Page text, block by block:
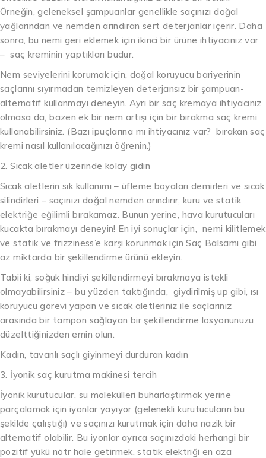
Örneğin, geleneksel şampuanlar genellikle saçınızı doğal
yağlarından ve nemden arındıran sert deterjanlar içerir. Daha
sonra, bu nemi geri eklemek için ikinci bir ürüne ihtiyacınız var
– saç kreminin yaptıkları budur.
Nem seviyelerini korumak için, doğal koruyucu bariyerinin
saçlarını sıyırmadan temizleyen deterjansız bir şampuan-
alternatif kullanmayı deneyin. Ayrı bir saç kremaya ihtiyacınız
olmasa da, bazen ek bir nem artışı için bir bırakma saç kremi
kullanabilirsiniz. (Bazı ipuçlarına mı ihtiyacınız var? bırakan saç
kremi nasıl kullanılacağınızı öğrenin.)
2. Sıcak aletler üzerinde kolay gidin
Sıcak aletlerin sık kullanımı – üfleme boyaları demirleri ve sıcak
silindirleri – saçınızı doğal nemden arındırır, kuru ve statik
elektriğe eğilimli bırakamaz. Bunun yerine, hava kurutucuları
kucakta bırakmayı deneyin! En iyi sonuçlar için, nemi kilitlemek
ve statik ve frizziness’e karşı korunmak için Saç Balsamı gibi
az miktarda bir şekillendirme ürünü ekleyin.
Tabii ki, soğuk hindiyi şekillendirmeyi bırakmaya istekli
olmayabilirsiniz – bu yüzden taktığında, giydirilmiş up gibi, ısı
koruyucu görevi yapan ve sıcak aletleriniz ile saçlarınız
arasında bir tampon sağlayan bir şekillendirme losyonunuzu
düzelttiğinizden emin olun.
Kadın, tavanlı saçlı giyinmeyi durduran kadın
3. İyonik saç kurutma makinesi tercih
İyonik kurutucular, su molekülleri buharlaştırmak yerine
parçalamak için iyonlar yayıyor (gelenekli kurutucuların bu
şekilde çalıştığı) ve saçınızı kurutmak için daha nazik bir
alternatif olabilir. Bu iyonlar ayrıca saçınızdaki herhangi bir
pozitif yükü nötr hale getirmek, statik elektriği en aza